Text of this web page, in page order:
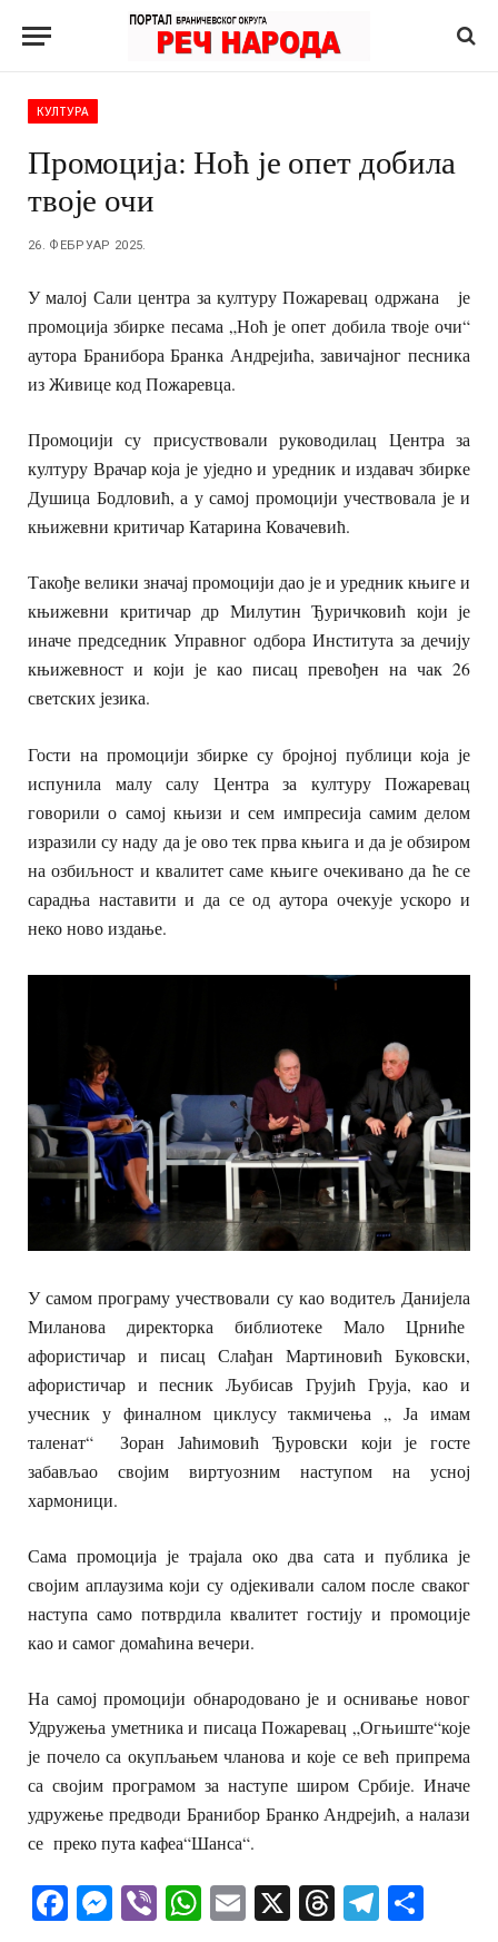
КУЛТУРА
Промоција: Ноћ је опет добила
твоје очи
26. ФЕБРУАР 2025.
У малој Сали центра за културу Пожаревац одржана је
промоција збирке песама „Ноћ је опет добила твоје очи“
аутора Бранибора Бранка Андрејића, завичајног песника
из Живице код Пожаревца.
Промоцији су присуствовали руководилац Центра за
културу Врачар која је уједно и уредник и издавач збирке
Душица Бодловић, а у самој промоцији учествовала је и
књижевни критичар Катарина Ковачевић.
Такође велики значај промоцији дао је и уредник књиге и
књижевни критичар др Милутин Ђуричковић који је
иначе председник Управног одбора Института за дечију
књижевност и који је као писац превођен на чак 26
светских језика.
Гости на промоцији збирке су бројној публици која је
испунила малу салу Центра за културу Пожаревац
говорили о самој књизи и сем импресија самим делом
изразили су наду да је ово тек прва књига и да је обзиром
на озбиљност и квалитет саме књиге очекивано да ће се
сарадња наставити и да се од аутора очекује ускоро и
неко ново издање.
У самом програму учествовали су као водитељ Данијела
Миланова директорка библиотеке Мало Црниће
афористичар и писац Слађан Мартиновић Буковски,
афористичар и песник Љубисав Грујић Груја, као и
учесник у финалном циклусу такмичења „ Ја имам
таленат“ Зоран Јаћимовић Ђуровски који је госте
забављао својим виртуозним наступом на усној
хармоници.
Сама промоција је трајала око два сата и публика је
својим аплаузима који су одјекивали салом после сваког
наступа само потврдила квалитет гостију и промоције
као и самог домаћина вечери.
На самој промоцији обнародовано је и оснивање новог
Удружења уметника и писаца Пожаревац „Огњиште“које
је почело са окупљањем чланова и које се већ припрема
са својим програмом за наступе широм Србије. Иначе
удружење предводи Бранибор Бранко Андрејић, а налази
се преко пута кафеа“Шанса“.
Facebook
Messenger
ViberWhatsApp
Email
X Threads